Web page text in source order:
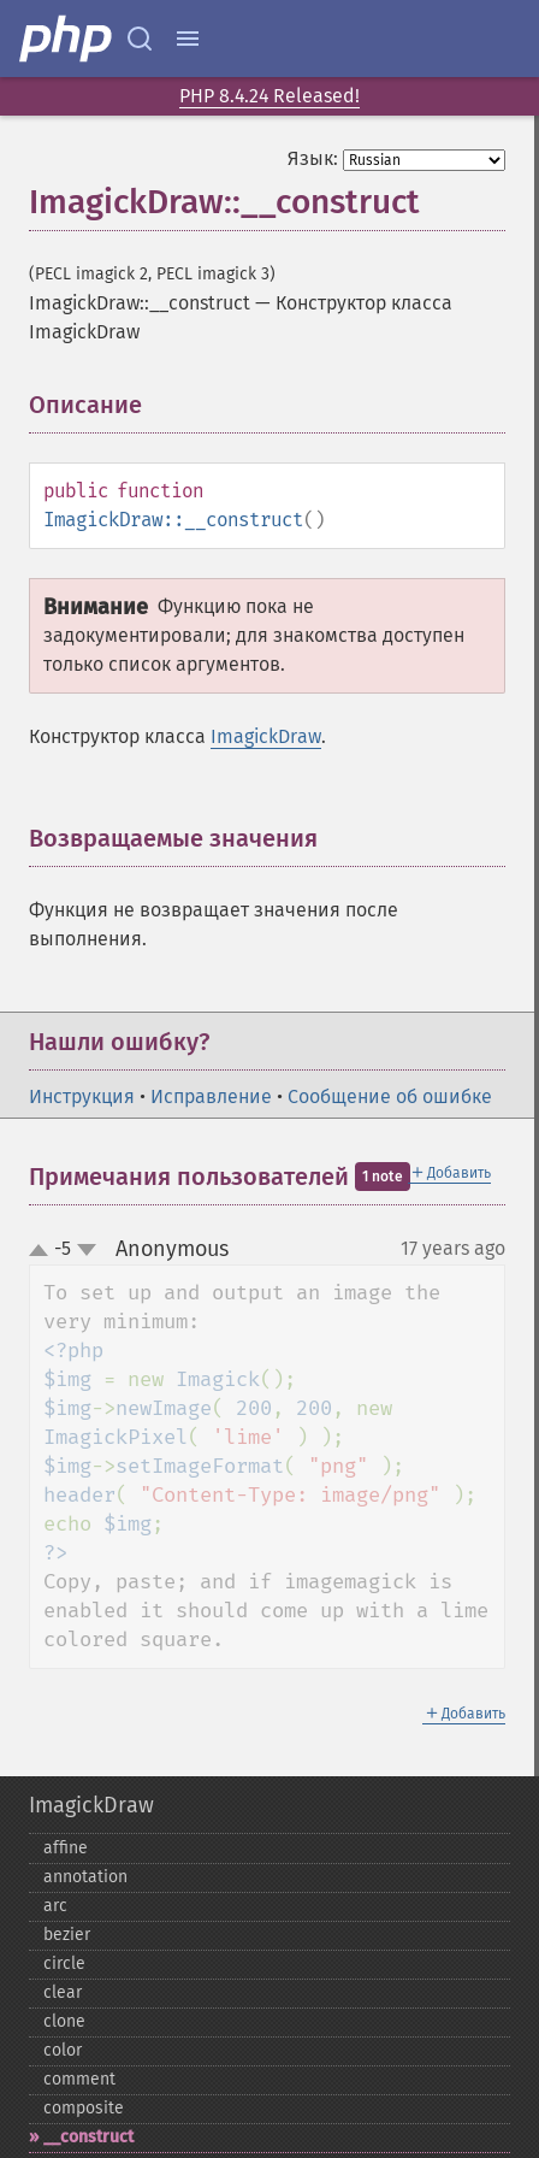
PHP 8.4.24 Released!
Язык:
ImagickDraw::__construct
(PECL imagick 2, PECL imagick 3)
ImagickDraw::__construct — Конструктор класса
ImagickDraw
Описание
public function
ImagickDraw::__construct()
Внимание Функцию пока не
задокументировали; для знакомства доступен
только список аргументов.
Конструктор класса ImagickDraw.
Возвращаемые значения
Функция не возвращает значения после
выполнения.
Нашли ошибку?
Инструкция • Исправление • Сообщение об ошибке
＋ Добавить
Примечания пользователей 1 note
up-5 Anonymous¶ 17 years ago
To set up and output an image the
<?php
$img = new Imagick
$img->newImage( 200 , 200
ImagickPixel( 'lime'
$img->setImageFormat( "png"
header( "Content-Type: image/png"
);
echo $img
Copy, paste; and if imagemagick is
enabled it should come up with a lime
colored square.
＋ Добавить
ImagickDraw
affine
annotation
arc
bezier
circle
clear
clone
color
comment
composite
_​_​construct